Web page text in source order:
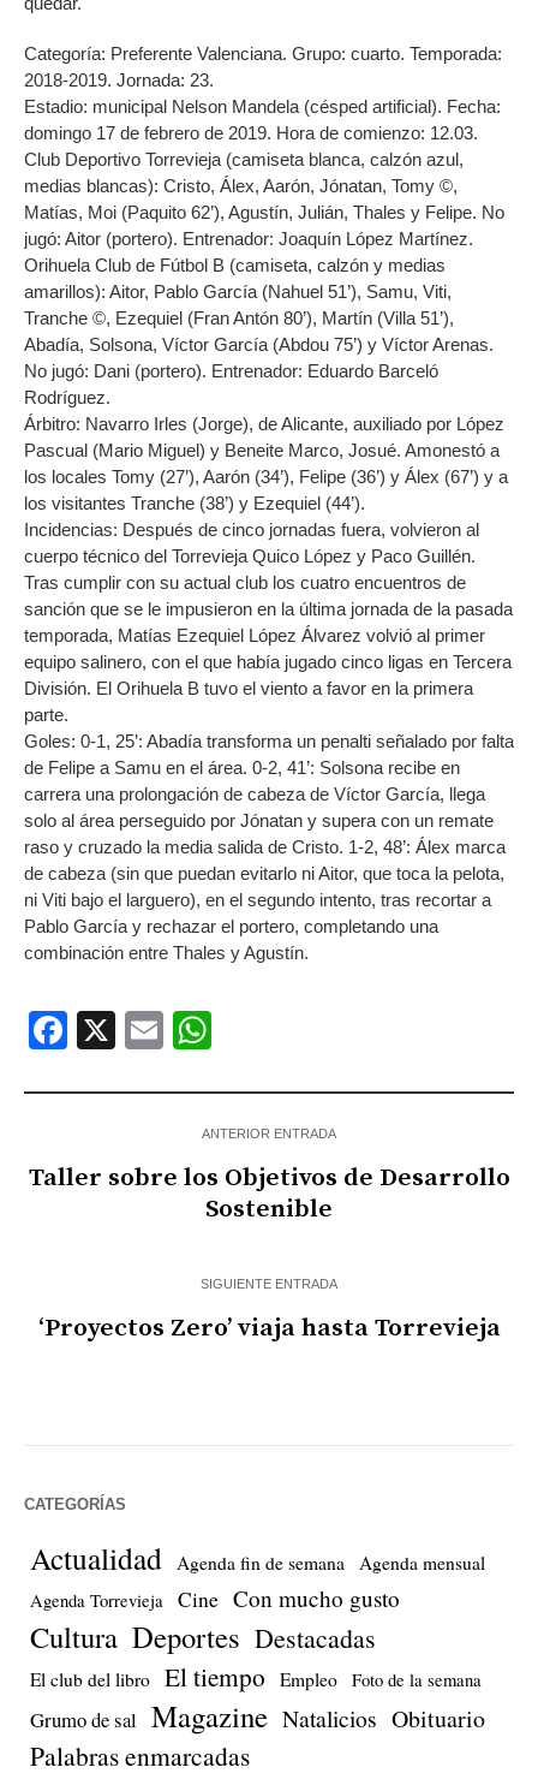
Categoría: Preferente Valenciana. Grupo: cuarto. Temporada:
2018-2019. Jornada: 23.
Estadio: municipal Nelson Mandela (césped artificial). Fecha:
domingo 17 de febrero de 2019. Hora de comienzo: 12.03.
Club Deportivo Torrevieja (camiseta blanca, calzón azul,
medias blancas): Cristo, Álex, Aarón, Jónatan, Tomy ©,
Matías, Moi (Paquito 62’), Agustín, Julián, Thales y Felipe. No
jugó: Aitor (portero). Entrenador: Joaquín López Martínez.
Orihuela Club de Fútbol B (camiseta, calzón y medias
amarillos): Aitor, Pablo García (Nahuel 51’), Samu, Viti,
Tranche ©, Ezequiel (Fran Antón 80’), Martín (Villa 51’),
Abadía, Solsona, Víctor García (Abdou 75’) y Víctor Arenas.
No jugó: Dani (portero). Entrenador: Eduardo Barceló
Rodríguez.
Árbitro: Navarro Irles (Jorge), de Alicante, auxiliado por López
Pascual (Mario Miguel) y Beneite Marco, Josué. Amonestó a
los locales Tomy (27’), Aarón (34’), Felipe (36’) y Álex (67’) y a
los visitantes Tranche (38’) y Ezequiel (44’).
Incidencias: Después de cinco jornadas fuera, volvieron al
cuerpo técnico del Torrevieja Quico López y Paco Guillén.
Tras cumplir con su actual club los cuatro encuentros de
sanción que se le impusieron en la última jornada de la pasada
temporada, Matías Ezequiel López Álvarez volvió al primer
equipo salinero, con el que había jugado cinco ligas en Tercera
División. El Orihuela B tuvo el viento a favor en la primera
parte.
Goles: 0-1, 25’: Abadía transforma un penalti señalado por falta
de Felipe a Samu en el área. 0-2, 41’: Solsona recibe en
carrera una prolongación de cabeza de Víctor García, llega
solo al área perseguido por Jónatan y supera con un remate
raso y cruzado la media salida de Cristo. 1-2, 48’: Álex marca
de cabeza (sin que puedan evitarlo ni Aitor, que toca la pelota,
ni Viti bajo el larguero), en el segundo intento, tras recortar a
Pablo García y rechazar el portero, completando una
combinación entre Thales y Agustín.
Facebook
X Email
ANTERIOR ENTRADA
Taller sobre los Objetivos de Desarrollo
Sostenible
SIGUIENTE ENTRADA
‘Proyectos Zero’ viaja hasta Torrevieja
CATEGORÍAS
Actualidad Agenda fin de semana Agenda mensual
Agenda Torrevieja Cine Con mucho gusto
Cultura Deportes Destacadas
El club del libro El tiempo Empleo Foto de la semana
Grumo de sal Magazine Natalicios Obituario
Palabras enmarcadas